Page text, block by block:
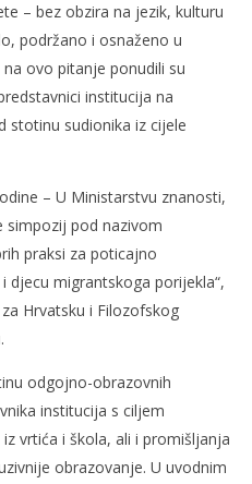
– bez obzira na jezik, kulturu
podržano i osnaženo u
ovo pitanje ponudili su
institucija na
stotinu sudionika iz cijele
– U Ministarstvu znanosti,
simpozij pod nazivom
praksi za poticajno
djecu migrantskoga porijekla“,
Hrvatsku i Filozofskog
odgojno-obrazovnih
institucija s ciljem
vrtića i škola, ali i promišljanja
obrazovanje. U uvodnim